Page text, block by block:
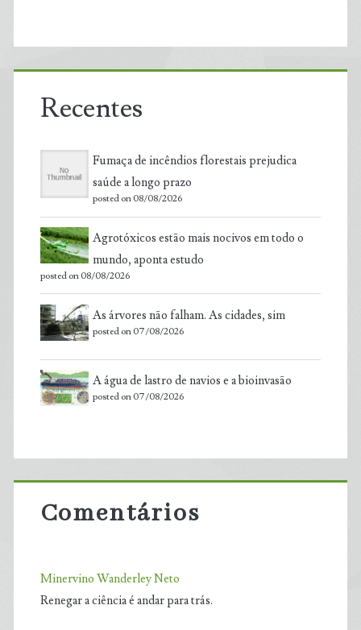
Recentes
Fumaça de incêndios florestais prejudica
saúde a longo prazo
posted on 08/08/2026
Agrotóxicos estão mais nocivos em todo o
mundo, aponta estudo
posted on 08/08/2026
As árvores não falham. As cidades, sim
posted on 07/08/2026
A água de lastro de navios e a bioinvasão
posted on 07/08/2026
Comentários
Minervino Wanderley Neto
Renegar a ciência é andar para trás.